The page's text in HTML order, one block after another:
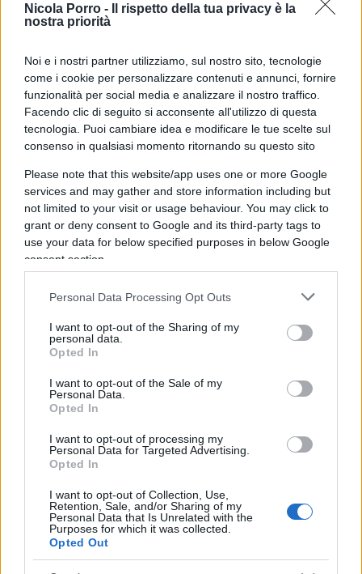
Nicola Porro -
Il rispetto della tua privacy è la
nostra priorità
Noi e i nostri partner utilizziamo, sul nostro sito, tecnologie
come i cookie per personalizzare contenuti e annunci, fornire
funzionalità per social media e analizzare il nostro traffico.
Facendo clic di seguito si acconsente all'utilizzo di questa
tecnologia. Puoi cambiare idea e modificare le tue scelte sul
consenso in qualsiasi momento ritornando su questo sito
Please note that this website/app uses one or more Google
services and may gather and store information including but
not limited to your visit or usage behaviour. You may click to
grant or deny consent to Google and its third-party tags to
use your data for below specified purposes in below Google
consent section.
Personal Data Processing Opt Outs
I want to opt-out of the Sharing of my
personal data.
Opted In
I want to opt-out of the Sale of my
Personal Data.
Opted In
I want to opt-out of processing my
Personal Data for Targeted Advertising.
Opted In
I want to opt-out of Collection, Use,
Retention, Sale, and/or Sharing of my
Personal Data that Is Unrelated with the
Purposes for which it was collected.
Opted Out
capace di portare con forza e determinazione la pace
concordata e non zizzania come ha fatto e sta facendo sino
Rispondi
de-nazificando
SCRIVERE UN NOME , 1 PAROLA E’ PROIBITO!!!!!!!!!!!!!!!
Bisogna mettere le ” XXXXXXXXXXXXXXXX “,
Indovinate di chi si stia PARLANDO:
“In attesa di approvazione ” !!!!!!!!!!!!!!!!!!!!!!!!!!!!!!!
definitiva del governo di Londra:
come nel medioevo, sarà trasferito negli Usa per essere
XXXXXXXXXXXXX in un carcere di massima sicurezza.
I GIORNALETTARI, neanche sanno chi SIA, le è STATO a TUTTI
PROIBITE di parlarne, ancora PEGGIO se ci si aspetta un
PAROLA dai ” POLITICANTI DELLA DEMONIOCRAZIA “, per
questo MOTIVO, sono PAGATI per scrivere SCENEGGIATURE
da 4 soldi, pensiamo al RESTO
Rispondi
de-nazificando